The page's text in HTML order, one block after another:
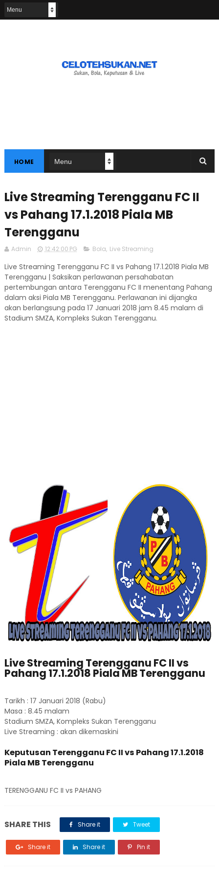
HOME
Live Streaming Terengganu FC II
vs Pahang 17.1.2018 Piala MB
Terengganu
Admin 12:42:00 PG Bola, Live Streaming
Live Streaming Terengganu FC II vs Pahang 17.1.2018 Piala MB
Terengganu | Saksikan perlawanan persahabatan
pertembungan antara Terengganu FC II menentang Pahang
dalam aksi Piala MB Terengganu. Perlawanan ini dijangka
akan berlangsung pada 17 Januari 2018 jam 8.45 malam di
Stadium SMZA, Kompleks Sukan Terengganu.
Live Streaming Terengganu FC II vs
Pahang 17.1.2018 Piala MB Terengganu
Tarikh : 17 Januari 2018 (Rabu)
Masa : 8.45 malam
Stadium SMZA, Kompleks Sukan Terengganu
Live Streaming : akan dikemaskini
Keputusan Terengganu FC II vs Pahang 17.1.2018
Piala MB Terengganu
TERENGGANU FC II vs PAHANG
SHARE THIS Share it Tweet
Share it Share it Pin it